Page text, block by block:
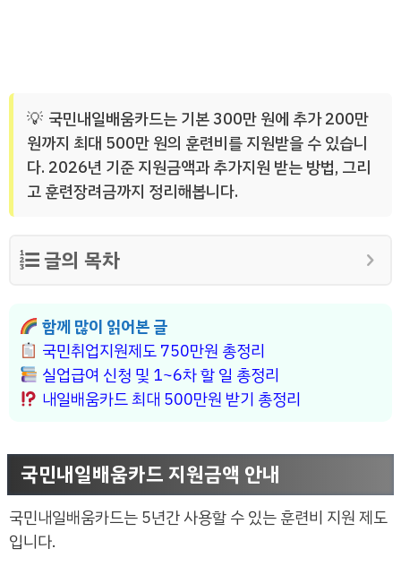
국민내일배움카드는 기본 300만 원에 추가 200만
원까지 최대 500만 원의 훈련비를 지원받을 수 있습니
다. 2026년 기준 지원금액과 추가지원 받는 방법, 그리
고 훈련장려금까지 정리해봅니다.
글의 목차
함께 많이 읽어본 글
국민취업지원제도 750만원 총정리
실업급여 신청 및 1~6차 할 일 총정리
내일배움카드 최대 500만원 받기 총정리
국민내일배움카드 지원금액 안내
국민내일배움카드는 5년간 사용할 수 있는 훈련비 지원 제도
입니다.